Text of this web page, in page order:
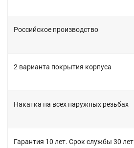
Российское производство
2 варианта покрытия корпуса
Накатка на всех наружных резьбах
Гарантия 10 лет. Срок службы 30 лет